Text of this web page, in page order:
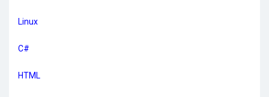
Linux
C#
HTML